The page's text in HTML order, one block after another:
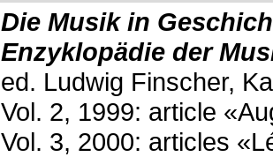
Die Musik in
Enzyklopädie der
ed. Ludwig Finscher,
Vol. 2, 1999: article
Vol. 3, 2000: articles